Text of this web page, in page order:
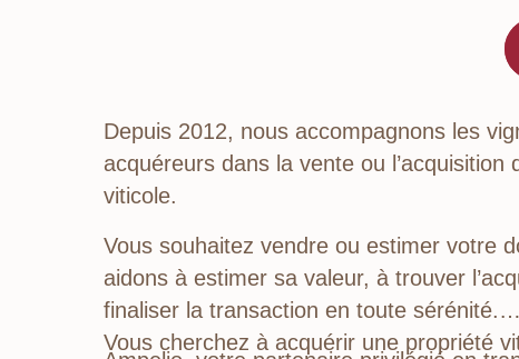
Depuis 2012, nous accompagnons les
acquéreurs dans la vente ou l’acquisition
viticole.
Vous souhaitez vendre ou estimer votre
aidons à estimer sa valeur, à trouver
finaliser la transaction en toute sérénité.
Vous cherchez à acquérir une propriété